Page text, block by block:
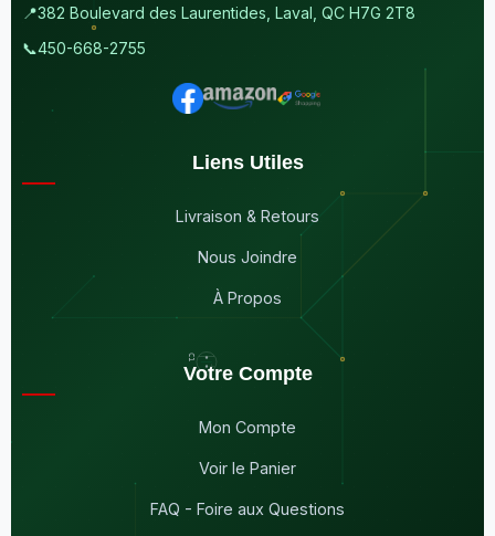
📍382 Boulevard des Laurentides, Laval, QC H7G 2T8
📞450-668-2755
Liens Utiles
Livraison & Retours
Nous Joindre
À Propos
Votre Compte
Mon Compte
Voir le Panier
FAQ - Foire aux Questions